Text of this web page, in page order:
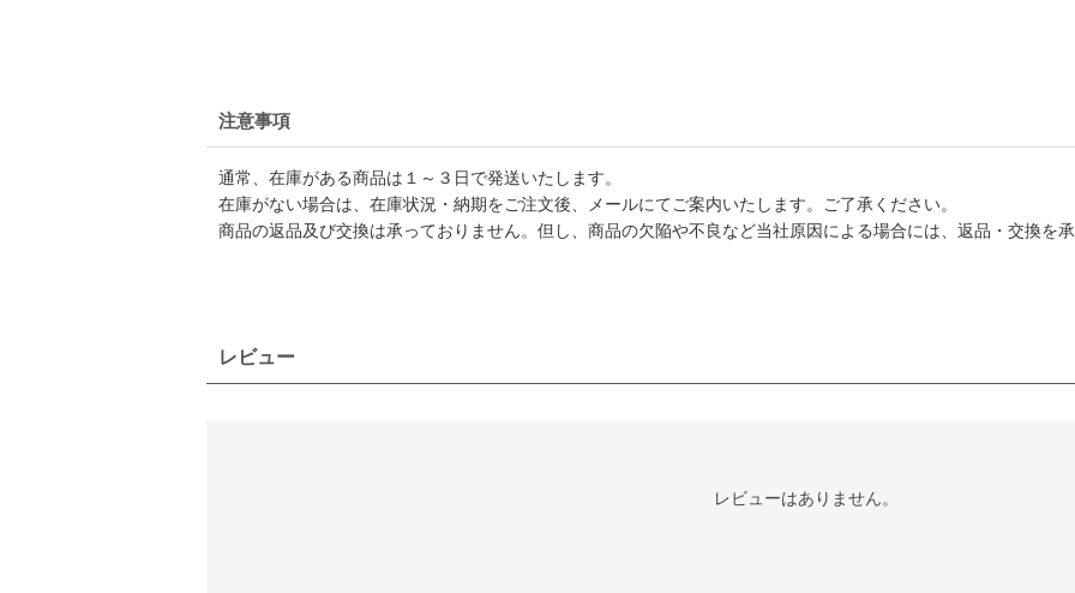
注意事項
通常、在庫がある商品は１～３日で発送いたします。
在庫がない場合は、在庫状況・納期をご注文後、メールにてご案内いたします。ご了承ください。
商品の返品及び交換は承っておりません。但し、商品の欠陥や不良など当社原因による場合には、返品・交換を
レビュー
レビューはありません。